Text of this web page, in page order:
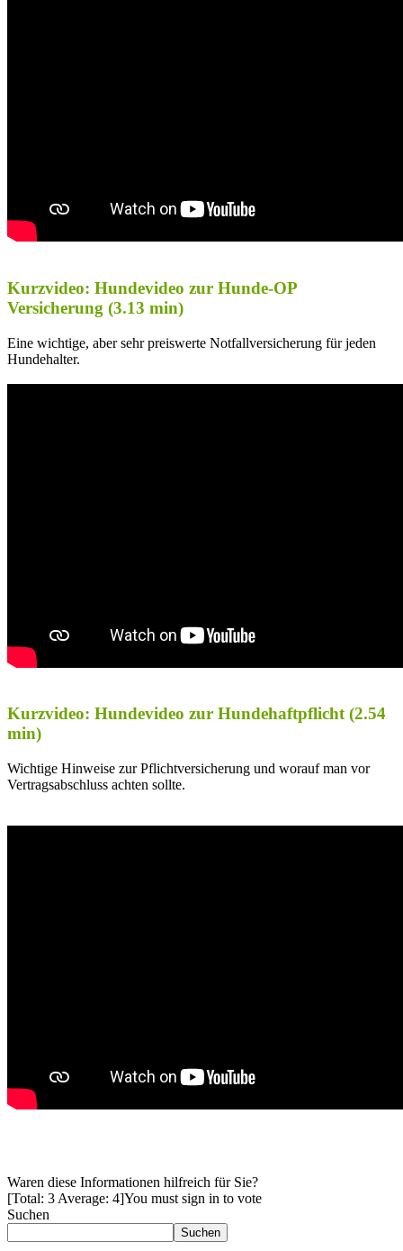
Kurzvideo: Hundevideo zur Hunde-OP
Versicherung (3.13 min)
Eine wichtige, aber sehr preiswerte Notfallversicherung für jeden
Hundehalter.
Kurzvideo: Hundevideo zur Hundehaftpflicht (2.54
min)
Wichtige Hinweise zur Pflichtversicherung und worauf man vor
Vertragsabschluss achten sollte.
Waren diese Informationen hilfreich für Sie?
[Total: 3 Average: 4]You must sign in to vote
Suchen
Suchen